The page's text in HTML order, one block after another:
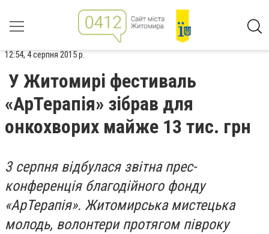
12:54, 4 серпня 2015 р.
У Житомирі фестиваль
«АрТерапія» зібрав для
онкохворих майже 13 тис. грн
3 серпня відбулася звітна прес-
конференція благодійного фонду
«АрТерапія». Житомирська мистецька
молодь, волонтери протягом півроку